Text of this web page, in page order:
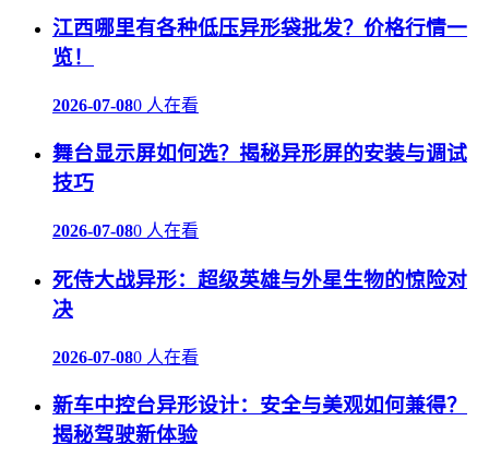
江西哪里有各种低压异形袋批发？价格行情一
览！
2026-07-080 人在看
舞台显示屏如何选？揭秘异形屏的安装与调试
技巧
2026-07-080 人在看
死侍大战异形：超级英雄与外星生物的惊险对
决
2026-07-080 人在看
新车中控台异形设计：安全与美观如何兼得？
揭秘驾驶新体验